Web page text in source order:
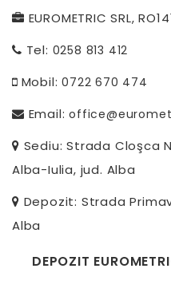
EUROMETRIC SRL,
Tel: 0258 813 412
Mobil:0722 670 474
Email:
Sediu: Strada Cloşca
Alba-Iulia, jud. Alba
Depozit: Strada
Alba
DEPOZIT